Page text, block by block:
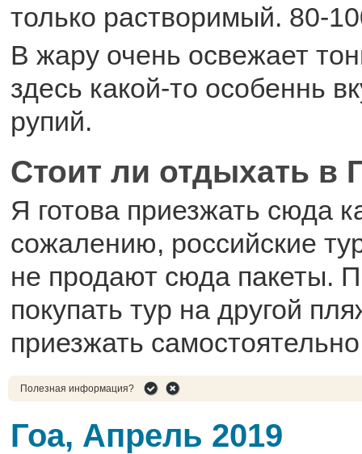
только растворимый. 80-
В жару очень освежает
здесь какой-то особеннь
рупий.
Стоит ли отдыхать в
Я готова приезжать сюда
сожалению, российские
не продают сюда пакеты.
покупать тур на другой
приезжать
Полезная информация?
Гоа, Апрель 2019